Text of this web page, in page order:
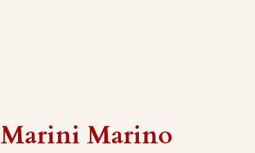
Marini Marino